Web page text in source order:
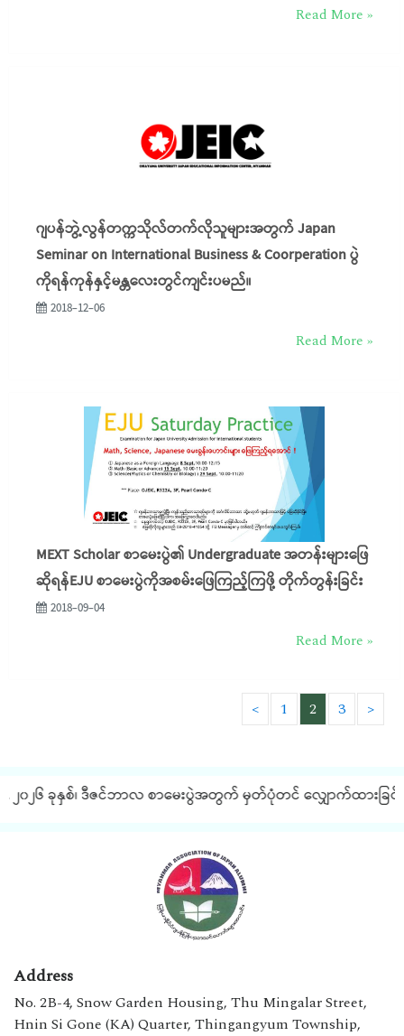
Read More »
ဂျပန်ဘွဲ့လွန်တက္ကသိုလ်တက်လိုသူများအတွက် Japan
Seminar on International Business & Coorperation ပွဲ
ကိုရန်ကုန်နှင့်မန္တလေးတွင်ကျင်းပမည်။
2018-12-06
Read More »
MEXT Scholar စာမေးပွဲ၏ Undergraduate အတန်းများဖြေ
ဆိုရန်EJU စာမေးပွဲကိုအစမ်းဖြေကြည့်ကြဖို့ တိုက်တွန်းခြင်း
2018-09-04
Read More »
< 1 2 3 >
၂၆ ခုနှစ်၊ ဒီဇင်ဘာလ စာမေးပွဲအတွက် မှတ်ပုံတင် လျှောက်ထားခြင်း နှင့်
Address
No. 2B-4, Snow Garden Housing, Thu Mingalar Street,
Hnin Si Gone (KA) Quarter, Thingangyum Township,